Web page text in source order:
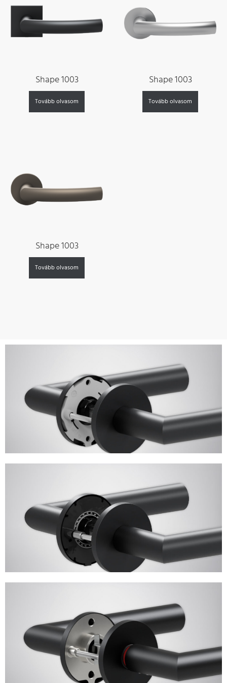
Shape 1003
Tovább olvasom
Shape 1003
Tovább olvasom
Shape 1003
Tovább olvasom